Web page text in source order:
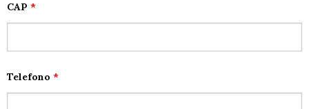
CAP *
Telefono *